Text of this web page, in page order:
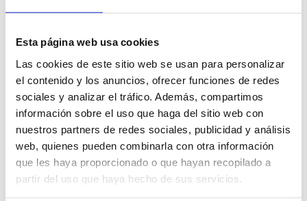
Esta página web usa cookies
Las cookies de este sitio web se usan para personalizar
el contenido y los anuncios, ofrecer funciones de redes
sociales y analizar el tráfico. Además, compartimos
información sobre el uso que haga del sitio web con
nuestros partners de redes sociales, publicidad y análisis
web, quienes pueden combinarla con otra información
que les haya proporcionado o que hayan recopilado a
partir del uso que haya hecho de sus servicios.
líneas para agradecer la confianza
Elecnor, la dirección Facultativa,
encabezada por Don Benigno Pestana
( arqPROJECT)yFuentes Moncayola
Arquitectura y Gestión, el Departamento
de Infraestructuras del Departamento de
Educación del Gobierno de Aragón y la
colaboración con las empresas ACYF y
Pinedo Proyectosresponsables del